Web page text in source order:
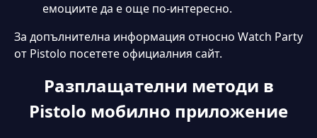
емоциите да е още по-интересно.
За допълнителна информация относно Watch Party
от Pistolo посетете официалния сайт.
Разплащателни методи в
Pistolo мобилно приложение